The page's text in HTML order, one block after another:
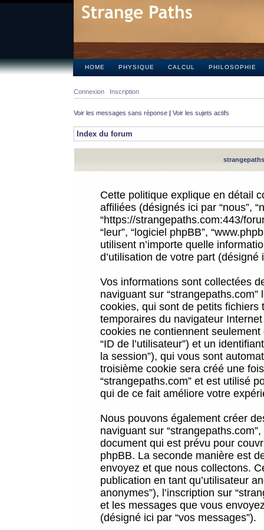
HOME PHYSIQUE CALCUL PHILOSOPHIE
Connexion Inscription
Voir les messages sans réponse | Voir les sujets actifs
Index du forum
Cette politique explique en détail
affiliées (désignés ici par “nous”,
“https://strangepaths.com:443/
“leur”, “logiciel phpBB”,
utilisent n’importe quelle
d’utilisation de votre part (désigné
Vos informations sont collectées
naviguant sur
cookies, qui sont de petits
temporaires du navigateur
cookies ne contiennent
“ID de l’utilisateur”) et un
la session”), qui vous sont
troisième cookie sera créé une
“strangepaths.com” et est utilisé
qui de ce fait améliore votre
Nous pouvons également créer
naviguant sur
document qui est prévu pour
phpBB. La seconde manière est
envoyez et que nous collectons.
publication en tant qu’utilisateur
anonymes”), l’inscription sur
et les messages que vous
(désigné ici par “vos messages”).